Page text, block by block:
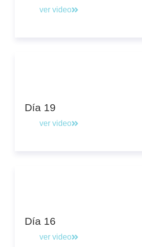
ver video
Día 19
ver video
Día 16
ver video